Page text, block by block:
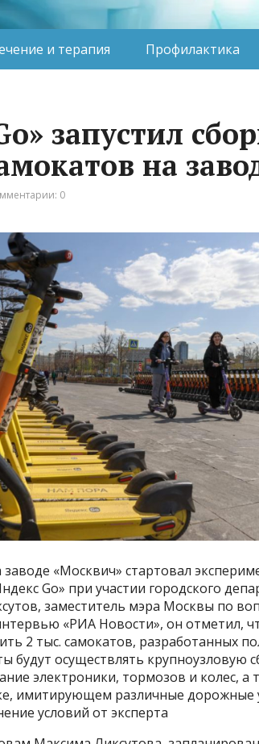
и терапия Профилактика
запустил
на
0
«Москвич» стартовал
Go» при участии городского
заместитель мэра Москвы по
«РИА Новости», он отметил,
2 тыс. самокатов, разработанных
будут осуществлять крупноузловую
электроники, тормозов и колес, а
имитирующем различные дорожные
условий от эксперта